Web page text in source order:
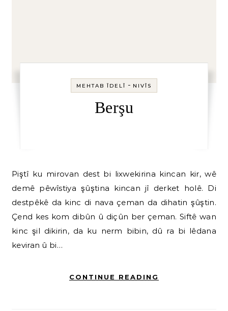
MEHTAB ÎDELÎ - NIVÎS
Berşu
Piştî ku mirovan dest bi lixwekirina kincan kir, wê
demê pêwîstiya şûştina kincan jî derket holê. Di
destpêkê da kinc di nava çeman da dihatin şûştin.
Çend kes kom dibûn û diçûn ber çeman. Siftê wan
kinc şil dikirin, da ku nerm bibin, dû ra bi lêdana
keviran û bi…
CONTINUE READING